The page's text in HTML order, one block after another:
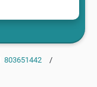
803651442/